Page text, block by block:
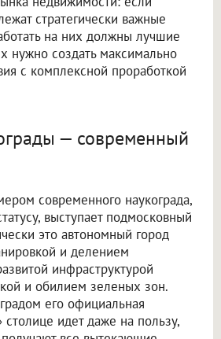
стратегически важные
на них должны лучшие
нужно создать максимально
с комплексной проработкой
— современный
современного наукограда,
выступает подмосковный
это автономный город
и делением
инфраструктурой
и обилием зеленых зон.
его официальная
идет даже на пользу,